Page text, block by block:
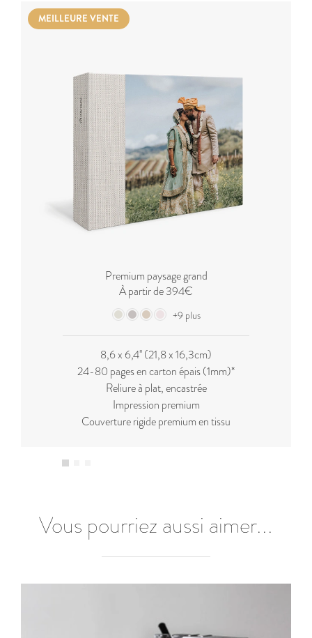
MEILLEURE VENTE
Premium paysage grand
À partir de 394€
+9 plus
8,6 x 6,4'' (21,8 x 16,3cm)
24-80 pages en carton épais (1mm)*
Reliure à plat, encastrée
Impression premium
Couverture rigide premium en tissu
Vous pourriez aussi aimer...